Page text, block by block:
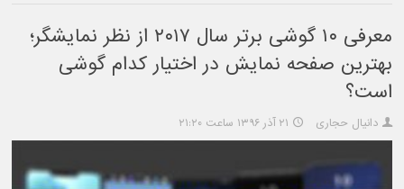
معرفی ۱۰ گوشی برتر سال ۲۰۱۷ از نظر نمایشگر؛
بهترین صفحه نمایش در اختیار کدام گوشی
است؟
دانیال حجاری ۲۱ آذر ۱۳۹۶ ساعت ۲۱:۲۰